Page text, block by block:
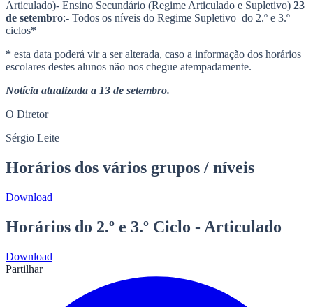
Articulado)- Ensino Secundário (Regime Articulado e Supletivo) 23
de setembro:- Todos os níveis do Regime Supletivo do 2.º e 3.º
ciclos*
* esta data poderá vir a ser alterada, caso a informação dos horários
escolares destes alunos não nos chegue atempadamente.
Notícia atualizada a 13 de setembro.
O Diretor
Sérgio Leite
Horários dos vários grupos / níveis
Download
Horários do 2.º e 3.º Ciclo - Articulado
Download
Partilhar